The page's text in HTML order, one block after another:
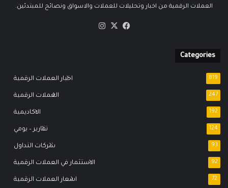
العملات الرقمية من اخبار وتحليلات للعملات والاسواق ونصائح للمبتدئين.
فيسبوك
‫X
Categories
اخبار العملات الرقمية 819
العملات الرقمية 247
الاكاديمية 192
تقارير – يومي 124
شركات التداول 93
الاستثمار في العملات الرقمية 92
اسعار العملات الرقمية 72